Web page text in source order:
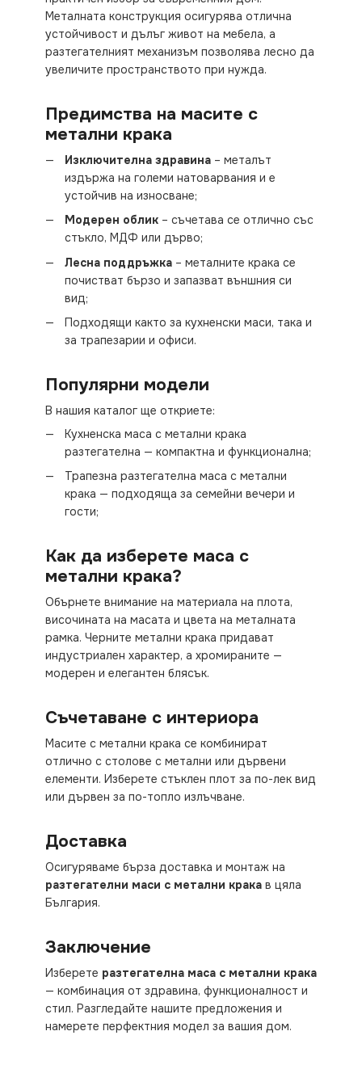
Металната конструкция осигурява отлична
устойчивост и дълъг живот на мебела, а
разтегателният механизъм позволява лесно да
увеличите пространството при нужда.
Предимства на масите с
метални крака
Изключителна здравина – металът
издържа на големи натоварвания и е
устойчив на износване;
Модерен облик – съчетава се отлично със
стъкло, МДФ или дърво;
Лесна поддръжка – металните крака се
почистват бързо и запазват външния си
вид;
Подходящи както за кухненски маси, така и
за трапезарии и офиси.
Популярни модели
В нашия каталог ще откриете:
Кухненска маса с метални крака
разтегателна — компактна и функционална;
Трапезна разтегателна маса с метални
крака — подходяща за семейни вечери и
гости;
Как да изберете маса с
метални крака?
Обърнете внимание на материала на плота,
височината на масата и цвета на металната
рамка. Черните метални крака придават
индустриален характер, а хромираните —
модерен и елегантен блясък.
Съчетаване с интериора
Масите с метални крака се комбинират
отлично с столове с метални или дървени
елементи. Изберете стъклен плот за по-лек вид
или дървен за по-топло излъчване.
Доставка
Осигуряваме бърза доставка и монтаж на
разтегателни маси с метални крака в цяла
България.
Заключение
Изберете разтегателна маса с метални крака
— комбинация от здравина, функционалност и
стил. Разгледайте нашите предложения и
намерете перфектния модел за вашия дом.